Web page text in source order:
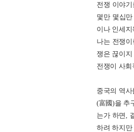
전쟁 이야
몇만 몇십
이나 인세
나는 전쟁
쟁은 끊이
전쟁이 사회
중국의 역
(富國)을 추
는가 하면,
하려 하지